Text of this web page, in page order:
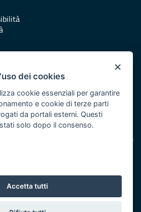
Civile Puglia
risorse del POR Puglia 2014/2020 -
×
dei cookies
cookie essenziali per garantire
e cookie di terze parti
da portali esterni. Questi
solo dopo il consenso.
Accetta tutti